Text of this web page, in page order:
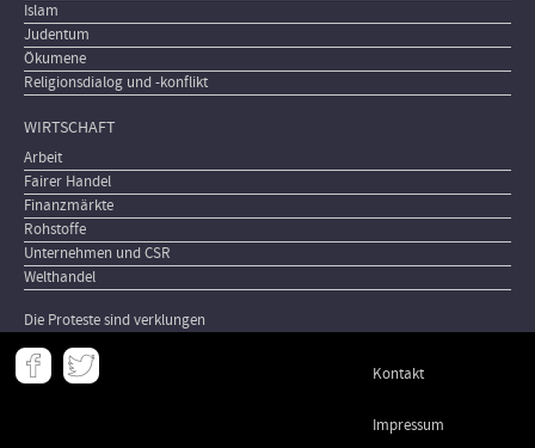
Islam
Judentum
Ökumene
Religionsdialog und -konflikt
WIRTSCHAFT
Arbeit
Fairer Handel
Finanzmärkte
Rohstoffe
Unternehmen und CSR
Welthandel
Die Proteste sind verklungen
Meta
- Kontakt
Impressum